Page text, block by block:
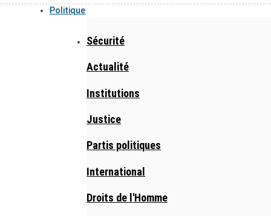
Politique
Sécurité
Actualité
Institutions
Justice
Partis politiques
International
Droits de l'Homme